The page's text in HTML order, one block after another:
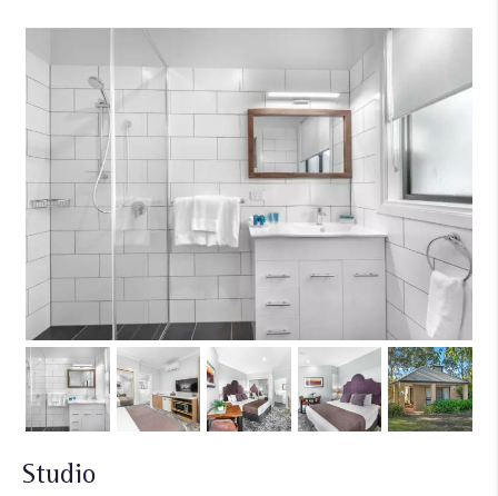
Studio